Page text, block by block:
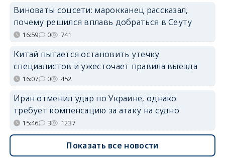
Виноваты соцсети: марокканец рассказал,
почему решился вплавь добраться в Сеуту
16:59 0 741
Китай пытается остановить утечку
специалистов и ужесточает правила выезда
16:07 0 452
Иран отменил удар по Украине, однако
требует компенсацию за атаку на судно
15:46 3 1237
Показать все новости